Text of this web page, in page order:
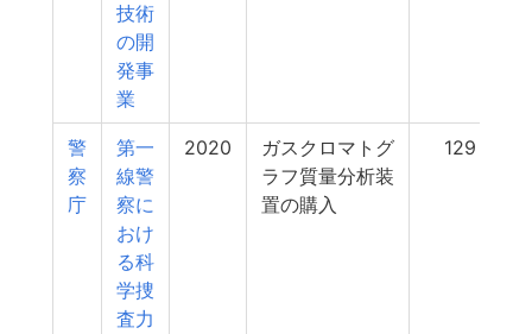
技術
の開
発事
業
警
察
庁
第一
線警
察に
おけ
る科
学捜
査力
2020
ガスクロマトグ
ラフ質量分析装
置の購入
129